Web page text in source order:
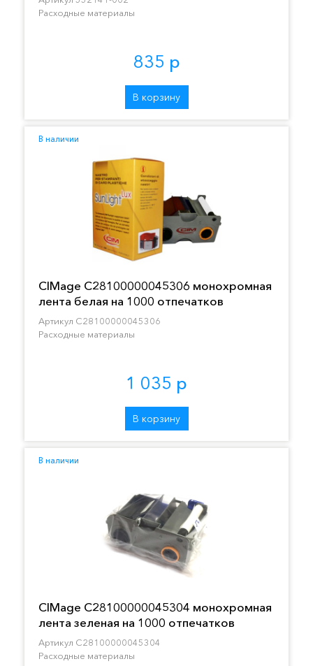
Расходные материалы
835 р
В корзину
В наличии
CIMage C28100000045306 монохромная
лента белая на 1000 отпечатков
Артикул C28100000045306
Расходные материалы
1 035 р
В корзину
В наличии
CIMage C28100000045304 монохромная
лента зеленая на 1000 отпечатков
Артикул C28100000045304
Расходные материалы